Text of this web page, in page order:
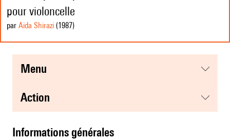
pour violoncelle
par Aida Shirazi (1987)
menu
action
informations générales